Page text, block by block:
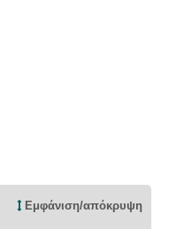
Εμφάνιση/απόκρυψη